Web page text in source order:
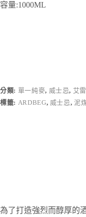
容量:1000ML
分類: 單一純麥, 威士忌, 艾
標籤: ARDBEG, 威士忌, 泥
為了打造強烈而醇厚的